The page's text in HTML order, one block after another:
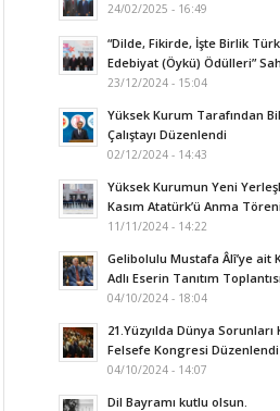
24/02/2025 - 16:49
“Dilde, Fikirde, İşte Birlik Türk
Edebiyat (Öykü) Ödülleri”
23/12/2024 - 15:04
Yüksek Kurum Tarafından
Çalıştayı Düzenlendi
02/12/2024 - 14:43
Yüksek Kurumun Yeni
Kasım Atatürk’ü Anma
11/11/2024 - 14:22
Gelibolulu Mustafa Âlî’ye ait
Adlı Eserin Tanıtım
04/10/2024 - 18:04
21.Yüzyılda Dünya Sorunları
Felsefe Kongresi Düzenlendi
04/10/2024 - 14:07
Dil Bayramı kutlu olsun.